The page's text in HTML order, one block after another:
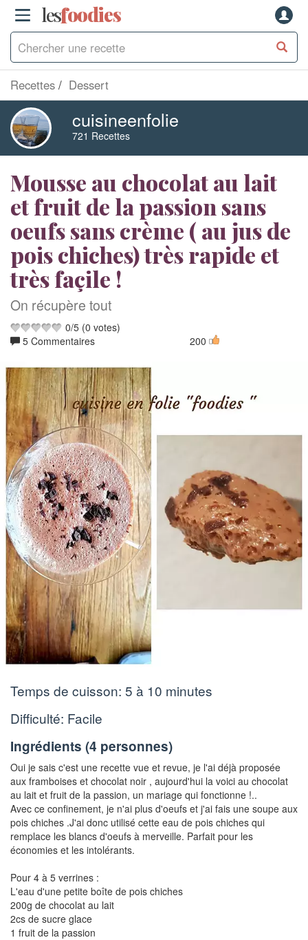
lesfoodies
Recettes Dessert
cuisineenfolie
721 Recettes
Mousse au chocolat au lait
et fruit de la passion sans
oeufs sans crème ( au jus de
pois chiches) très rapide et
très façile !
On récupère tout
0/5 (0 votes)
5 Commentaires
200
Temps de cuisson: 5 à 10 minutes
Difficulté: Facile
Ingrédients (4 personnes)
Oui je sais c'est une recette vue et revue, je l'ai déjà proposée
aux framboises et chocolat noir , aujourd'hui la voici au chocolat
au lait et fruit de la passion, un mariage qui fonctionne !..
Avec ce confinement, je n'ai plus d'oeufs et j'ai fais une soupe aux
pois chiches .J'ai donc utilisé cette eau de pois chiches qui
remplace les blancs d'oeufs à merveille. Parfait pour les
économies et les intolérants.
Pour 4 à 5 verrines :
L'eau d'une petite boîte de pois chiches
200g de chocolat au lait
2cs de sucre glace
1 fruit de la passion